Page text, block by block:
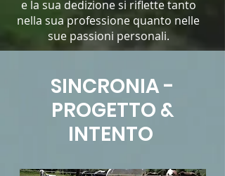
e la sua dedizione si riflette tanto
nella sua professione quanto nelle
sue passioni personali.
SINCRONIA -
PROGETTO &
INTENTO